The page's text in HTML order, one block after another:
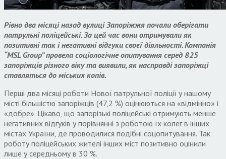
Рівно два місяці назад вулиці Запоріжжя почали оберігати
патрульні поліцейські. За цей час вони отримували як
позитивні так і негативні відгуки своєї діяльності. Компанія
“MSL Group” провела соціологічне опитування серед 825
запоріжців різного віку та виявили, як насправді запоріжці
ставляться до міських копів.
Перші два місяці роботи Нової патрульної поліції у нашому
місті більшістю запоріжців (47,2 %) оцінюються на «відмінно» і
«добре». Цікаво, що запорізькі поліцейські отримують менше
негативних відгуків у порівнянні з роботою їх колег в інших
містах України, де проводилися подібні соцопитування. Так
роботу поліцейських жителі інших міст позитивно оцінили
лише у середньому в 30 %.